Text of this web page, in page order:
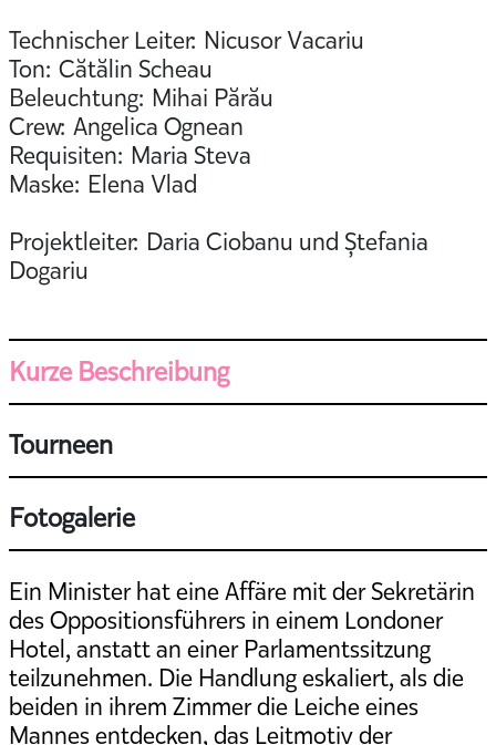
Technischer Leiter: Nicusor Vacariu
Ton: Cătălin Scheau
Beleuchtung: Mihai Părău
Crew: Angelica Ognean
Requisiten: Maria Steva
Maske: Elena Vlad
Projektleiter: Daria Ciobanu und Ștefania
Dogariu
Kurze Beschreibung
Tourneen
Fotogalerie
Ein Minister hat eine Affäre mit der Sekretärin
des Oppositionsführers in einem Londoner
Hotel, anstatt an einer Parlamentssitzung
teilzunehmen. Die Handlung eskaliert, als die
beiden in ihrem Zimmer die Leiche eines
Mannes entdecken, das Leitmotiv der